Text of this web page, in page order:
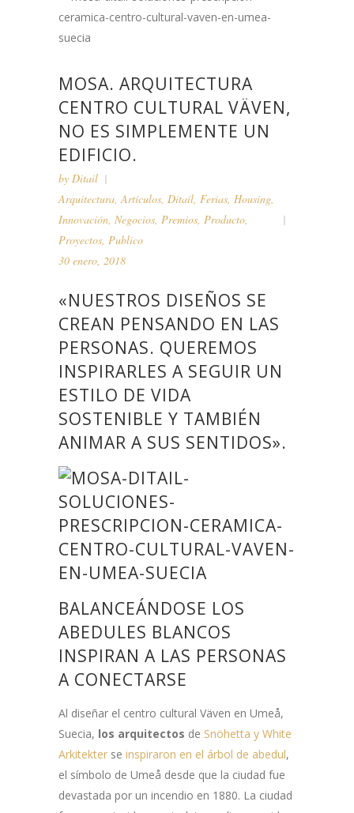
MOSA. ARQUITECTURA
CENTRO CULTURAL VÄVEN,
NO ES SIMPLEMENTE UN
EDIFICIO.
by Ditail
Arquitectura,Artículos, Ditail, Ferias, Housing,
Innovación, Negocios, Premios, Producto,
Proyectos, Publico
30 enero, 2018
«NUESTROS DISEÑOS SE
CREAN PENSANDO EN LAS
PERSONAS. QUEREMOS
INSPIRARLES A SEGUIR UN
ESTILO DE VIDA
SOSTENIBLE Y TAMBIÉN
ANIMAR A SUS SENTIDOS».
BALANCEÁNDOSE LOS
ABEDULES BLANCOS
INSPIRAN A LAS PERSONAS
A CONECTARSE
Al diseñar el centro cultural Väven en Umeå,
Suecia, los arquitectos de Snöhetta y White
Arkitekter se inspiraron en el árbol de abedul,
el símbolo de Umeå desde que la ciudad fue
devastada por un incendio en 1880. La ciudad